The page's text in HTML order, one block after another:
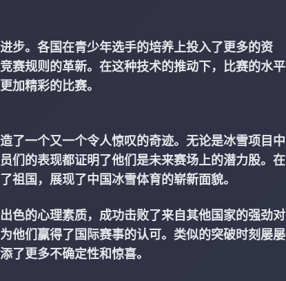
步。各国在青少年选手的培养上投入了更多的资
赛规则的革新。在这种技术的推动下，比赛的水平
加精彩的比赛。
了一个又一个令人惊叹的奇迹。无论是冰雪项目中
们的表现都证明了他们是未来赛场上的潜力股。在
祖国，展现了中国冰雪体育的崭新面貌。
色的心理素质，成功击败了来自其他国家的强劲对
他们赢得了国际赛事的认可。类似的突破时刻屡屡
了更多不确定性和惊喜。